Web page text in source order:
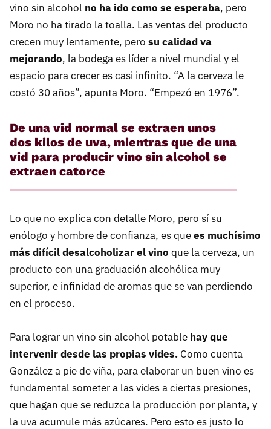
vino sin alcohol no ha ido como se esperaba, pero
Moro no ha tirado la toalla. Las ventas del producto
crecen muy lentamente, pero su calidad va
mejorando, la bodega es líder a nivel mundial y el
espacio para crecer es casi infinito. “A la cerveza le
costó 30 años”, apunta Moro. “Empezó en 1976”.
De una vid normal se extraen unos
dos kilos de uva, mientras que de una
vid para producir vino sin alcohol se
extraen catorce
Lo que no explica con detalle Moro, pero sí su
enólogo y hombre de confianza, es quees muchísimo
más difícil desalcoholizar el vino que la cerveza, un
producto con una graduación alcohólica muy
superior, e infinidad de aromas que se van perdiendo
en el proceso.
Para lograr un vino sin alcohol potable hay que
intervenir desde las propias vides. Como cuenta
González a pie de viña, para elaborar un buen vino es
fundamental someter a las vides a ciertas presiones,
que hagan que se reduzca la producción por planta, y
la uva acumule más azúcares. Pero esto es justo lo